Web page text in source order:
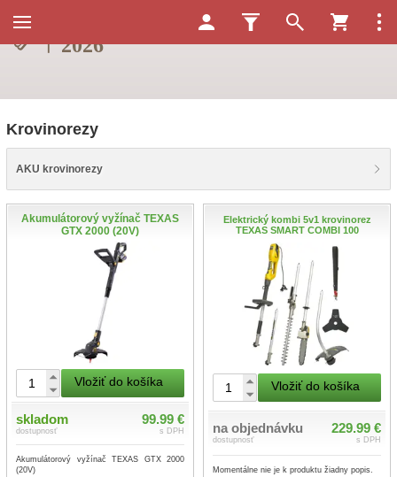
Krovinorezy
AKU krovinorezy
Akumulátorový vyžínač TEXAS
GTX 2000 (20V)
Vložiť do košíka
skladom
dostupnosť
99.99 €
s DPH
Akumulátorový vyžínač TEXAS GTX 2000
(20V)
Elektrický kombi 5v1 krovinorez
TEXAS SMART COMBI 100
Vložiť do košíka
na objednávku
dostupnosť
229.99 €
s DPH
Momentálne nie je k produktu žiadny popis.